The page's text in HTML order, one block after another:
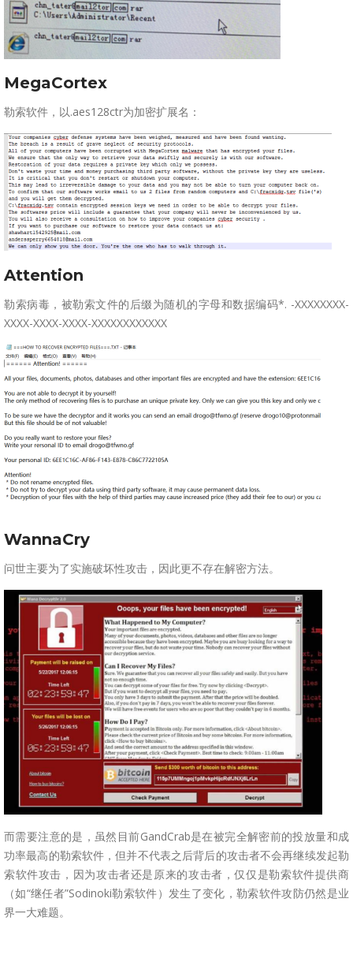
MegaCortex
勒索软件，以.aes128ctr为加密扩展名：
Attention
勒索病毒，被勒索文件的后缀为随机的字母和数据编码*. -XXXXXXXX-
XXXX-XXXX-XXXX-XXXXXXXXXXXX
WannaCry
问世主要为了实施破坏性攻击，因此更不存在解密方法。
而需要注意的是，虽然目前GandCrab是在被完全解密前的投放量和成
功率最高的勒索软件，但并不代表之后背后的攻击者不会再继续发起勒
索软件攻击，因为攻击者还是原来的攻击者，仅仅是勒索软件提供商
（如“继任者”Sodinoki勒索软件）发生了变化，勒索软件攻防仍然是业
界一大难题。